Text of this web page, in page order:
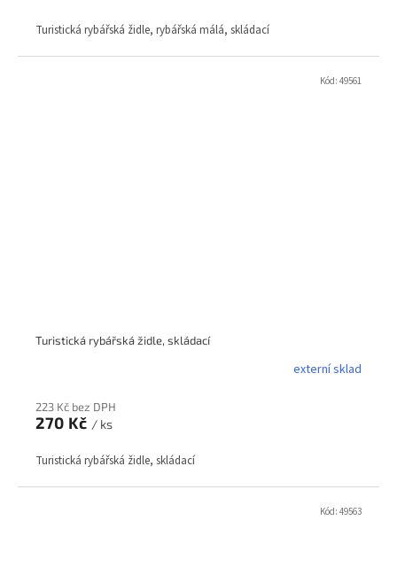
Turistická rybářská židle, rybářská málá, skládací
Turistická rybářská židle, skládací
externí sklad
223 Kč bez DPH
270 Kč / ks
Turistická rybářská židle, skládací
Kód: 49561
Kód: 49563